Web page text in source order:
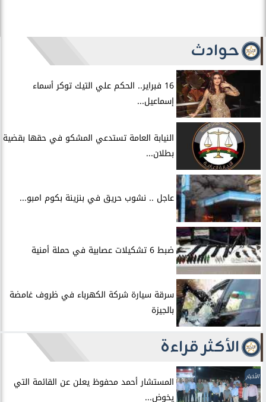
حوادث
16 فبراير.. الحكم علي التيك توكر أسماء
إسماعيل...
النيابة العامة تستدعي المشكو في حقها بقضية
بطلان...
عاجل .. نشوب حريق في بنزينة بكوم امبو...
ضبط 6 تشكيلات عصابية في حملة أمنية
سرقة سيارة شركة الكهرباء في ظروف غامضة
بالجيزة
الأكثر قراءة
الأخبار
المستشار أحمد محفوظ يعلن عن القائمة التي
يخوض...